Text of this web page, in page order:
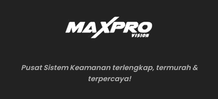
Pusat Sistem Keamanan terlengkap, termurah &
terpercaya!